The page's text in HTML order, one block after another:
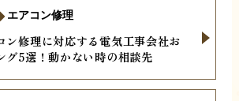
ン修理に対応する電気工事会社お
グ5選！動かない時の相談先
エアコン修理